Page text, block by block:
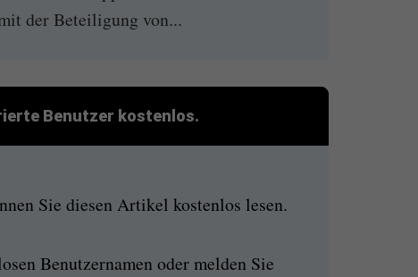
der Beteiligung von...
Benutzer kostenlos.
Sie diesen Artikel kostenlos lesen.
Benutzernamen oder melden Sie